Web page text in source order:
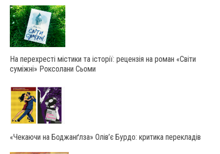
На перехресті містики та історії: рецензія на роман «Світи
суміжні» Роксолани Сьоми
«Чекаючи на Боджанґлза» Олів’є Бурдо: критика перекладів